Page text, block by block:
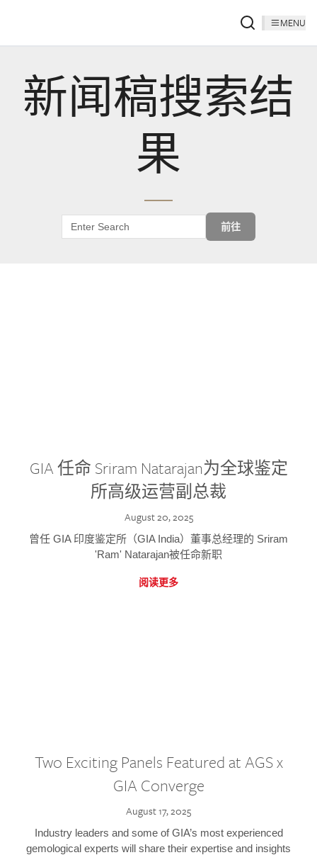
MENU
新闻稿搜索结
果
前往
GIA 任命 Sriram Natarajan为全球鉴定
所高级运营副总裁
August 20, 2025
曾任 GIA 印度鉴定所（GIA India）董事总经理的 Sriram
'Ram' Natarajan被任命新职
阅读更多
Two Exciting Panels Featured at AGS x
GIA Converge
August 17, 2025
Industry leaders and some of GIA’s most experienced
gemological experts will share their expertise and insights